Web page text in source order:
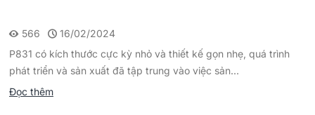
566
16/02/2024
P831 có kích thước cực kỳ nhỏ và thiết kế gọn nhẹ, quá trình
phát triển và sản xuất đã tập trung vào việc sản...
Đọc thêm